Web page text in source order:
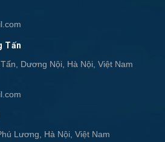
Tấn
Dương Nội, Hà Nội, Việt Nam
Lương, Hà Nội, Việt Nam